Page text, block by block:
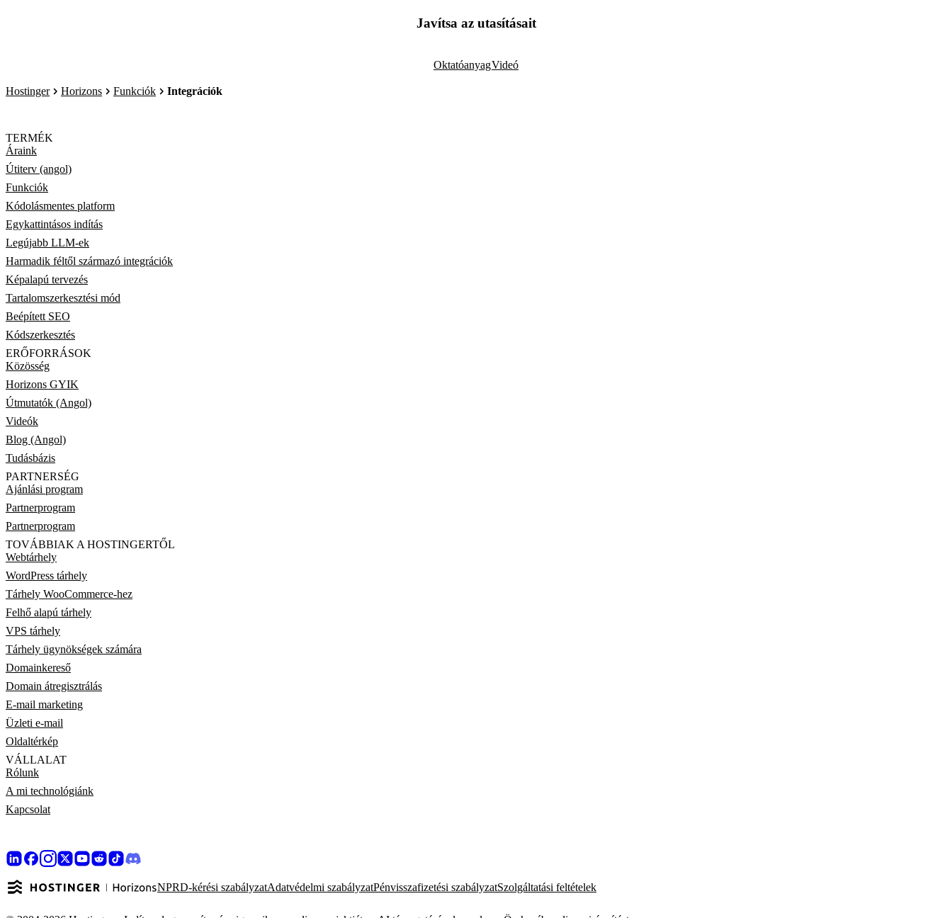
Javítsa az utasításait
OktatóanyagVideó
Hostinger Horizons Funkciók Integrációk
TERMÉK
Áraink
Útiterv (angol)
Funkciók
Kódolásmentes platform
Egykattintásos indítás
Legújabb LLM-ek
Harmadik féltől származó integrációk
Képalapú tervezés
Tartalomszerkesztési mód
Beépített SEO
Kódszerkesztés
ERŐFORRÁSOK
Közösség
Horizons GYIK
Útmutatók (Angol)
Videók
Blog (Angol)
Tudásbázis
PARTNERSÉG
Ajánlási program
Partnerprogram
Partnerprogram
TOVÁBBIAK A HOSTINGERTŐL
Webtárhely
WordPress tárhely
Tárhely WooCommerce-hez
Felhő alapú tárhely
VPS tárhely
Tárhely ügynökségek számára
Domainkereső
Domain átregisztrálás
E-mail marketing
Üzleti e-mail
Oldaltérkép
VÁLLALAT
Rólunk
A mi technológiánk
Kapcsolat
NPRD-kérési szabályzatAdatvédelmi szabályzatPénvisszafizetési szabályzatSzolgáltatási feltételek